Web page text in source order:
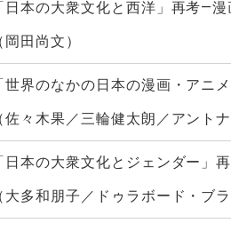
日本の大衆文化と西洋」再考―
岡田尚文）
世界のなかの日本の漫画・アニ
佐々木果／三輪健太朗／アント
日本の大衆文化とジェンダー」
大多和朋子／ドゥラボード・ブ